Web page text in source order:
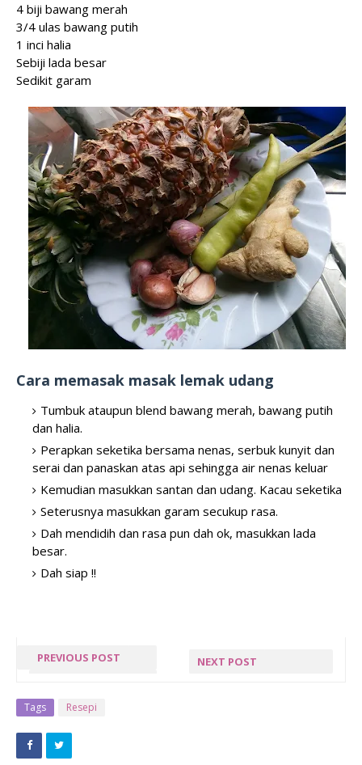
4 biji bawang merah
3/4 ulas bawang putih
1 inci halia
Sebiji lada besar
Sedikit garam
Cara memasak masak lemak udang
Tumbuk ataupun blend bawang merah, bawang putih
dan halia.
Perapkan seketika bersama nenas, serbuk kunyit dan
serai dan panaskan atas api sehingga air nenas keluar
Kemudian masukkan santan dan udang. Kacau seketika
Seterusnya masukkan garam secukup rasa.
Dah mendidih dan rasa pun dah ok, masukkan lada
besar.
Dah siap !!
PREVIOUS POST NEXT POST
Tags Resepi